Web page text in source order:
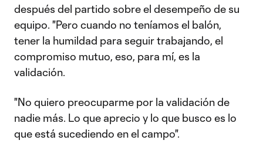
después del partido sobre el desempeño de su
equipo. "Pero cuando no teníamos el balón,
tener la humildad para seguir trabajando, el
compromiso mutuo, eso, para mí, es la
validación.
"No quiero preocuparme por la validación de
nadie más. Lo que aprecio y lo que busco es lo
que está sucediendo en el campo".